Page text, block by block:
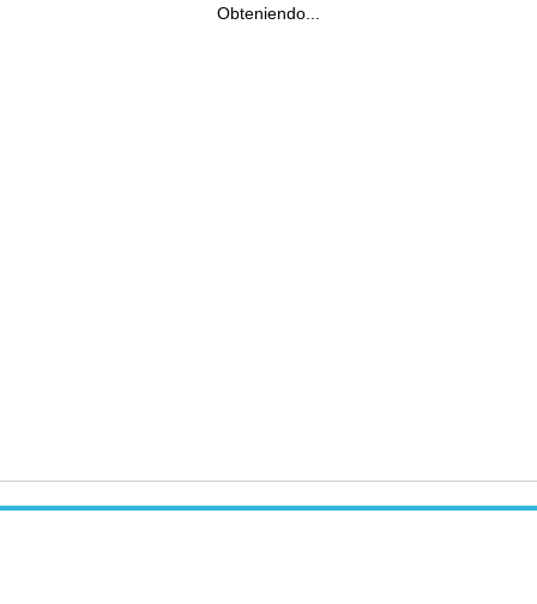
Obteniendo...